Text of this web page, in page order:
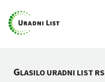
GLASILO URADNI LIST RS